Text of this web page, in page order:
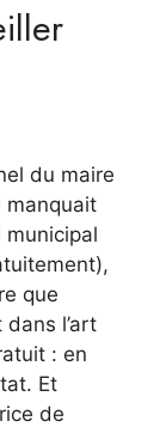
du maire
manquait
que
l’art
: en
Et
de